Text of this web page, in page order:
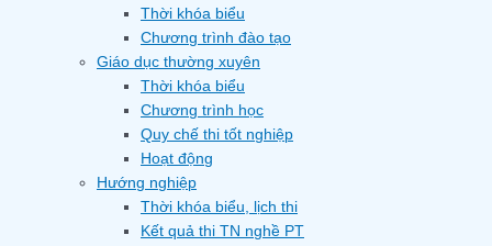
Thời khóa biểu
Chương trình đào tạo
Giáo dục thường xuyên
Thời khóa biểu
Chương trình học
Quy chế thi tốt nghiệp
Hoạt động
Hướng nghiệp
Thời khóa biểu, lịch thi
Kết quả thi TN nghề PT